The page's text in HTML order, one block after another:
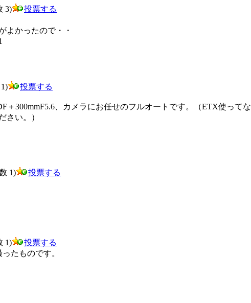
3)
投票する
よかったので・・
投票する
＋300mmF5.6、カメラにお任せのフルオートです。（ETX使ってな
さい。）
1)
投票する
1)
投票する
たものです。